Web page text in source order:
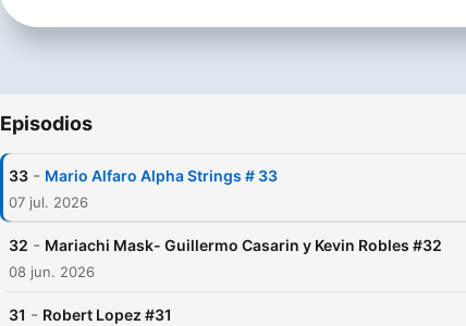
Episodios
33 - Mario Alfaro Alpha Strings # 33
07 jul. 2026
32 - Mariachi Mask- Guillermo Casarin y Kevin Robles #32
08 jun. 2026
31 - Robert Lopez #31